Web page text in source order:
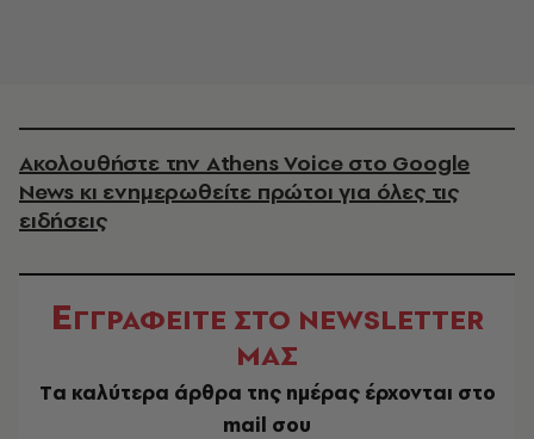
Ακολουθήστε την Athens Voice στο Google
News κι ενημερωθείτε πρώτοι για όλες τις
ειδήσεις
ΕΓΓΡΑΦΕΙΤΕ ΣΤΟ NEWSLETTER
ΜΑΣ
Tα καλύτερα άρθρα της ημέρας έρχονται στο
mail σου